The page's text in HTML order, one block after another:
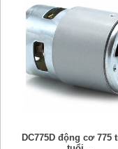
DC775D động cơ 775